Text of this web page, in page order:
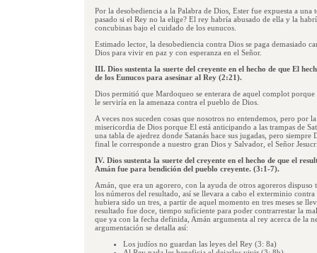
Por la desobediencia a la Palabra de Dios, Ester fue expuesta a
pasado si el Rey no la elige? El rey habría abusado de ella y la
concubinas bajo el cuidado de los eunucos.
Estimado lector, la desobediencia contra Dios se paga demasiado
Dios para vivir en paz y con esperanza en el Señor.
III. Dios sustenta la suerte del creyente en el hecho de que El
de los Eunucos para asesinar al Rey (2:21).
Dios permitió que Mardoqueo se enterara de aquel complot porque
le serviría en la amenaza contra el pueblo de Dios.
A veces nos suceden cosas que nosotros no entendemos, pero por
misericordia de Dios porque El está anticipando a las trampas de
una tabla de ajedrez donde Satanás hace sus jugadas, pero
final le corresponde a nuestro gran Dios y Salvador, el Señor
IV. Dios sustenta la suerte del creyente en el hecho de que el
Amán fue para bendición del pueblo creyente. (3:1-7).
Amán, que era un agorero, con la ayuda de otros agoreros dispuso
los números del resultado, así se llevara a cabo el exterminio
hubiera sido un tres, a partir de aquel momento en tres meses se
resultado fue doce, tiempo suficiente para poder contrarrestar la
que ya con la fecha definida, Amán argumenta al rey acerca de la
argumentación se detalla así:
Los judíos no guardan las leyes del Rey (3: 8a)